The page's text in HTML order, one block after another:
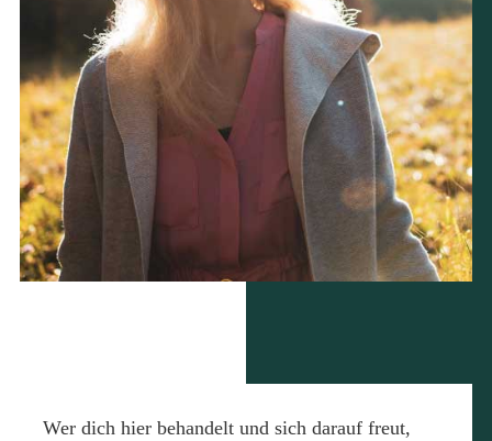
Wer dich hier behandelt und sich darauf freut,